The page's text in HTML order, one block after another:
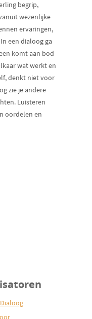
begrip,
wezenlijke
ervaringen,
een dialoog ga
komt aan bod
wat werkt en
denkt niet voor
zie je andere
Luisteren
oordelen en